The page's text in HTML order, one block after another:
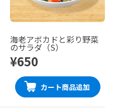
海老アボカドと彩り野菜
のサラダ（S）
¥650
カート商品追加